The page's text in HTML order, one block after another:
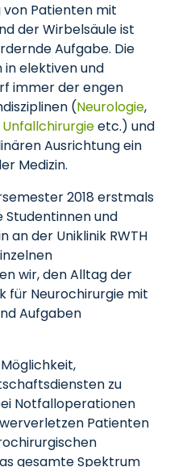
von Patienten mit
der Wirbelsäule ist
Aufgabe. Die
elektiven und
immer der engen
(Neurologie,
Unfallchirurgieetc.) und
Ausrichtung ein
Medizin.
2018 erstmals
Studentinnen und
an der Uniklinik RWTH
wir, den Alltag der
für Neurochirurgie mit
Aufgaben
zu
Notfalloperationen
Patienten
gesamte Spektrum